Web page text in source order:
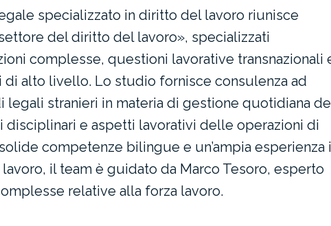
specializzato in diritto del lavoro riunisce
del diritto del lavoro», specializzati
complesse, questioni lavorative transnazionali
alto livello. Lo studio fornisce consulenza ad
legali stranieri in materia di gestione quotidiana
disciplinari e aspetti lavorativi delle operazioni di
competenze bilingue e un’ampia esperienza
il team è guidato da Marco Tesoro, esperto
relative alla forza lavoro.